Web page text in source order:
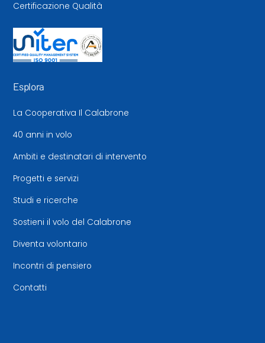
Certificazione Qualità
Esplora
La Cooperativa Il Calabrone
40 anni in volo
Ambiti e destinatari di intervento
Progetti e servizi
Studi e ricerche
Sostieni il volo del Calabrone
Diventa volontario
Incontri di pensiero
Contatti